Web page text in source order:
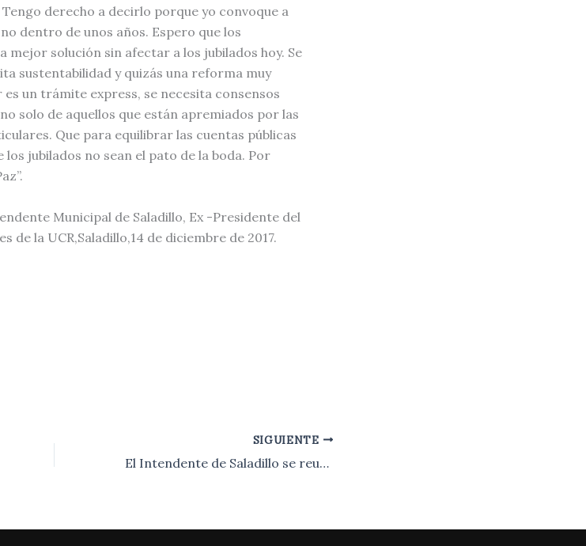
derecho a decirlo porque yo convoque a
dentro de unos años. Espero que los
solución sin afectar a los jubilados hoy. Se
sustentabilidad y quizás una reforma muy
un trámite express, se necesita consensos
solo de aquellos que están apremiados por las
Que para equilibrar las cuentas públicas
los jubilados no sean el pato de la boda. Por
Municipal de Saladillo, Ex -Presidente del
de la UCR,Saladillo,14 de diciembre de 2017.
SIGUIENTE
​El Intendente de Saladillo se reunió con el Jefe de la Departamental 25 de Mayo.-